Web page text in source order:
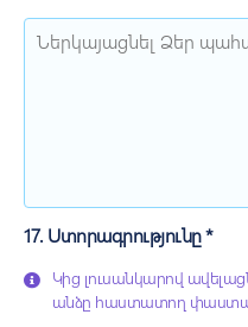
մասին»:
17. Ստորագրությունը *
Կից լուսանկարով
անձը հաստատող